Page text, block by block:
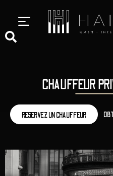
CHAUFFEUR
RESERVEZ UN CHAUFFEUR